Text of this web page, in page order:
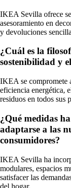
IKEA Sevilla ofrece
asesoramiento en
y devoluciones
¿Cuál es la
sostenibilidad y
IKEA se compromete
eficiencia energética,
residuos en todos sus
¿Qué medidas
adaptarse a las
consumidores?
IKEA Sevilla ha
modulares, espacios
satisfacer las
del hogar.